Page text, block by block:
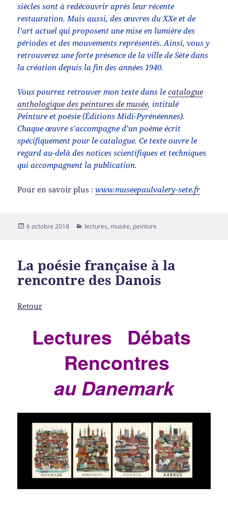
siècles sont à redécouvrir après leur récente
restauration. Mais aussi, des œuvres du XXe et de
l’art actuel qui proposent une mise en lumière des
périodes et des mouvements représentés. Ainsi, vous y
retrouverez une forte présence de la ville de Sète dans
la création depuis la fin des années 1940.
Vous pourrez retrouver mon texte dans lecatalogue
anthologique des peintures de musée, intitulé
Peinture et poésie (Éditions Midi-Pyrénéennes).
Chaque œuvre s’accompagne d’un poème écrit
spécifiquement pour le catalogue. Ce texte ouvre le
regard au-delà des notices scientifiques et techniques
qui accompagnent la publication.
Pour en savoir plus :www.museepaulvalery-sete.fr
Publié
6 octobre 2018 Catégories
lectures, musée, peinture
La poésie française à la
rencontre des Danois
Retour
Lectures Débats
Rencontres
au Danemark